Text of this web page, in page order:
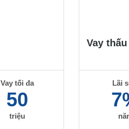
Vay tối đa
50
triệu
Vay
Lãi